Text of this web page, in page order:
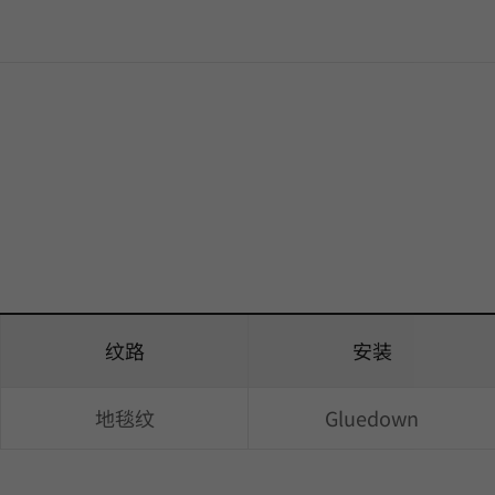
纹路 安装
地毯纹 Gluedown